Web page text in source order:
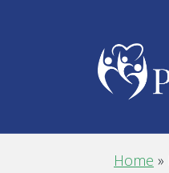
Home »